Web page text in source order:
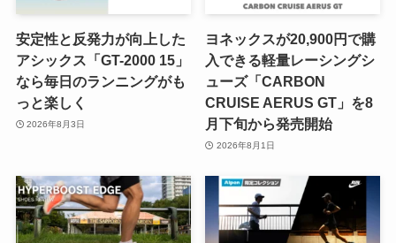
安定性と反発力が向上した
アシックス「GT-2000 15」
なら毎日のランニングがも
っと楽しく
2026年8月3日
ヨネックスが20,900円で購
入できる軽量レーシングシ
ューズ「CARBON
CRUISE AERUS GT」を8
月下旬から発売開始
2026年8月1日